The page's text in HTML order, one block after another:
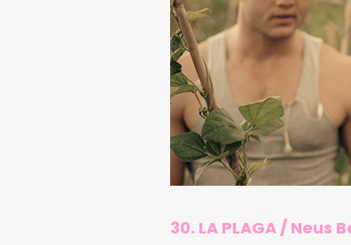
30. LA PLAGA / Neus